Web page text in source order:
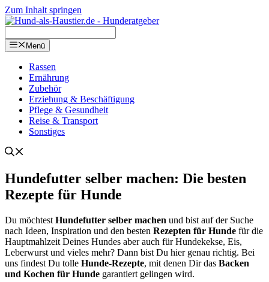
Zum Inhalt springen
Menü
Ras­sen
Ernäh­rung
Zube­hör
Erzie­hung & Beschäf­ti­gung
Pfle­ge & Gesund­heit
Rei­se & Trans­port
Sons­ti­ges
Hun­de­fut­ter sel­ber machen: Die bes­ten
Rezep­te für Hun­de
Du möch­test Hun­de­fut­ter sel­ber machen und bist auf der Suche
nach Ideen, Inspi­ra­ti­on und den bes­ten Rezep­ten für Hun­de für die
Haupt­mahl­zeit Dei­nes Hun­des aber auch für Hun­de­kek­se, Eis,
Leber­wurst und vie­les mehr? Dann bist Du hier genau rich­tig. Bei
uns fin­dest Du tol­le Hun­de-Rezep­te, mit denen Dir das Backen
und Kochen für Hun­de garan­tiert gelin­gen wird.